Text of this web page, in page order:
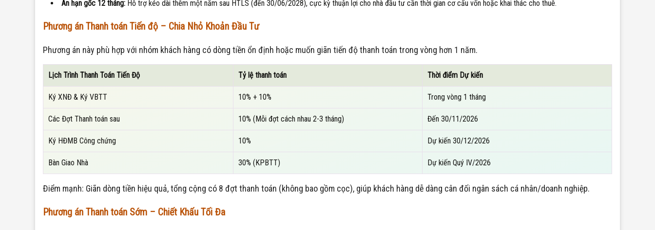
Ân hạn gốc 12 tháng: Hỗ trợ kéo dài thêm một năm sau HTLS (đến 30/06/2028), cực kỳ thuận lợi cho nhà đầu tư cần thời gian cơ cấu vốn hoặc khai thác cho thuê.
Phương án Thanh toán Tiến độ – Chia Nhỏ Khoản Đầu Tư
Phương án này phù hợp với nhóm khách hàng có dòng tiền ổn định hoặc muốn giãn tiến độ thanh toán trong vòng hơn 1 năm.
Lịch Trình Thanh Toán Tiến Độ Tỷ lệ thanh toán Thời điểm Dự kiến
Ký XNĐ & Ký VBTT 10% + 10% Trong vòng 1 tháng
Các Đợt Thanh toán sau 10% (Mỗi đợt cách nhau 2-3 tháng) Đến 30/11/2026
Ký HĐMB Công chứng 10% Dự kiến 30/12/2026
Bàn Giao Nhà 30% (KPBTT) Dự kiến Quý IV/2026
Điểm mạnh: Giãn dòng tiền hiệu quả, tổng cộng có 8 đợt thanh toán (không bao gồm cọc), giúp khách hàng dễ dàng cân đối ngân sách cá nhân/doanh nghiệp.
Phương án Thanh toán Sớm – Chiết Khấu Tối Đa